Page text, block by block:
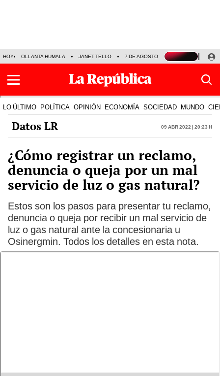
HOY OLLANTA HUMALA JANET TELLO 7 DE AGOSTO TINKA RESULTADOS
LO ÚLTIMO POLÍTICA OPINIÓN ECONOMÍA SOCIEDAD MUNDO
Datos LR 09 Abr 2022 | 20:23 h
¿Cómo registrar un reclamo,
denuncia o queja por un mal
servicio de luz o gas natural?
Estos son los pasos para presentar tu reclamo,
denuncia o queja por recibir un mal servicio de
luz o gas natural ante la concesionaria u
Osinergmin. Todos los detalles en esta nota.